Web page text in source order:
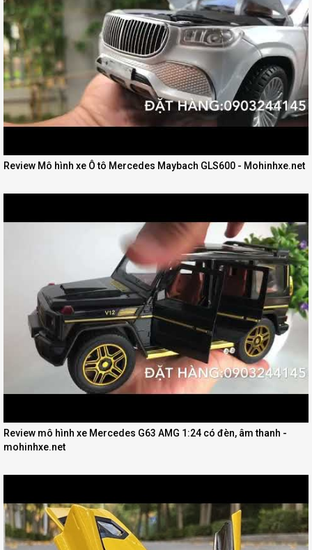
Review Mô hình xe Ô tô Mercedes Maybach GLS600 - Mohinhxe.net
Review mô hình xe Mercedes G63 AMG 1:24 có đèn, âm thanh -
mohinhxe.net